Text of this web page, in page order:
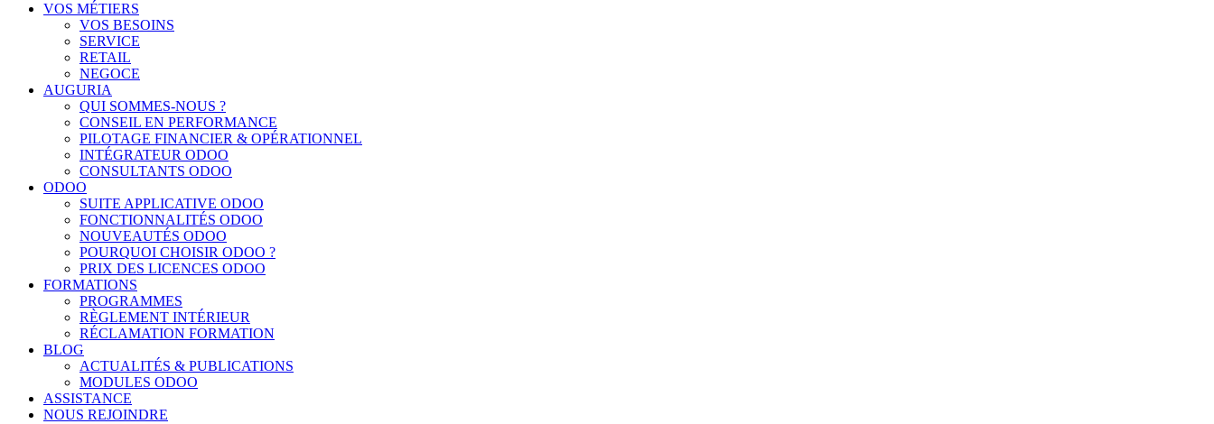
VOS MÉTIERS
VOS BESOINS
SERVICE
RETAIL
NEGOCE
AUGURIA
QUI SOMMES-NOUS ?
CONSEIL EN PERFORMANCE
PILOTAGE FINANCIER & OPÉRATIONNEL
INTÉGRATEUR ODOO
CONSULTANTS ODOO
ODOO
SUITE APPLICATIVE ODOO
FONCTIONNALITÉS ODOO
NOUVEAUTÉS ODOO
POURQUOI CHOISIR ODOO ?
PRIX DES LICENCES ODOO
FORMATIONS
PROGRAMMES
RÈGLEMENT INTÉRIEUR
RÉCLAMATION FORMATION
BLOG
ACTUALITÉS & PUBLICATIONS
MODULES ODOO
ASSISTANCE
NOUS REJOINDRE